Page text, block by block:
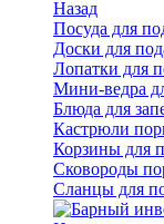
Назад
Посуда для
Доски для
Лопатки для
Мини-ведра
Блюда для
Кастрюли
Корзины для
Сковороды
Сланцы для